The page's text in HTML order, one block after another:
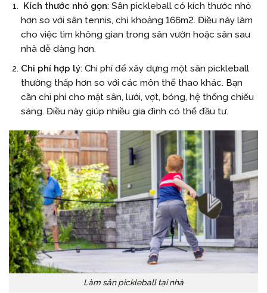
Kích thước nhỏ gọn: Sân pickleball có kích thước nhỏ
hơn so với sân tennis, chỉ khoảng 166m2. Điều này làm
cho việc tìm không gian trong sân vườn hoặc sân sau
nhà dễ dàng hơn.
Chi phí hợp lý: Chi phí để xây dựng một sân pickleball
thường thấp hơn so với các môn thể thao khác. Bạn
cần chi phí cho mặt sân, lưới, vợt, bóng, hệ thống chiếu
sáng. Điều này giúp nhiều gia đình có thể đầu tư.
Làm sân pickleball tại nhà